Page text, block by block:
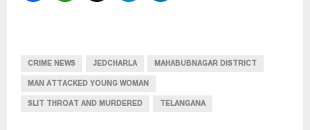
CRIME NEWS JEDCHARLA
MAHABUBNAGAR DISTRICT
MAN ATTACKED YOUNG WOMAN
SLIT THROAT AND MURDERED
TELANGANA